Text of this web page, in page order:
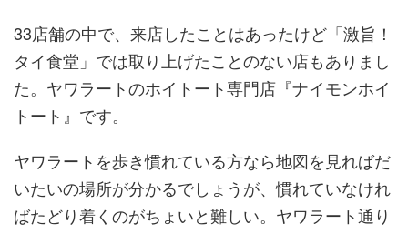
33店舗の中で、来店したことはあったけど「激旨！
タイ食堂」では取り上げたことのない店もありまし
た。ヤワラートのホイトート専門店『ナイモンホイ
トート』です。
ヤワラートを歩き慣れている方なら地図を見ればだ
いたいの場所が分かるでしょうが、慣れていなけれ
ばたどり着くのがちょいと難しい。ヤワラート通り